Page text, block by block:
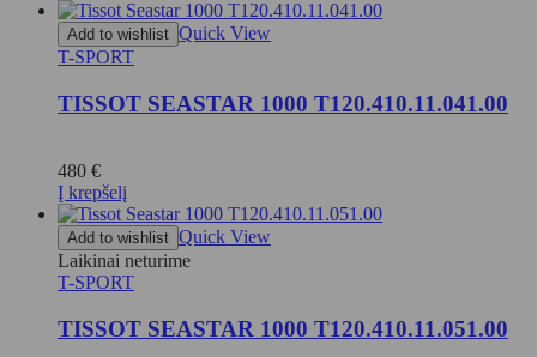
Add to wishlist Quick View
T-SPORT
TISSOT SEASTAR 1000 T120.410.11.041.00
480 €
Į krepšelį
Add to wishlist Quick View
Laikinai neturime
T-SPORT
TISSOT SEASTAR 1000 T120.410.11.051.00